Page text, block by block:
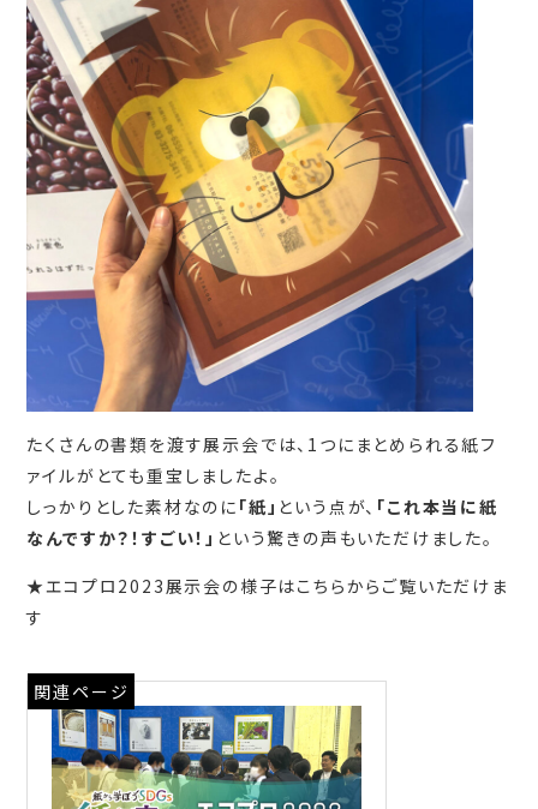
たくさんの書類を渡す展示会では、1つにまとめられる紙フ
ァイルがとても重宝しましたよ。
しっかりとした素材なのに 「紙 」 という点が、 「これ本当に紙
なんですか？！すごい！ 」 という驚きの声もいただけました。
★エコプロ2023展示会の様子はこちらからご覧いただけま
す
関連ページ